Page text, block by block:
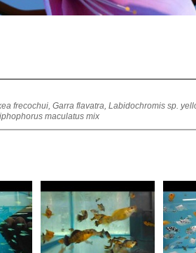
frecochui, Garra flavatra, Labidochromis sp.
maculatus mix